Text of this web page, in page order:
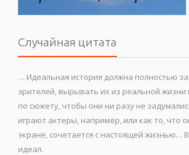
Случайная цитата
… Идеальная история должна полностью
зрителей, вырывать их из реальной жизни
по сюжету, чтобы они ни разу не
играют актеры, например, или как то, что
экране, сочетается с настоящей жизнью…
идеал.